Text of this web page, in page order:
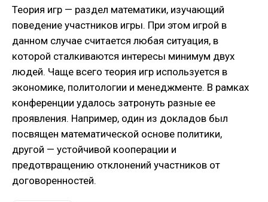
Теория игр — раздел математики, изучающий
поведение участников игры. При этом игрой в
данном случае считается любая ситуация, в
которой сталкиваются интересы минимум двух
людей. Чаще всего теория игр используется в
экономике, политологии и менеджменте. В рамках
конференции удалось затронуть разные ее
проявления. Например, один из докладов был
посвящен математической основе политики,
другой — устойчивой кооперации и
предотвращению отклонений участников от
договоренностей.